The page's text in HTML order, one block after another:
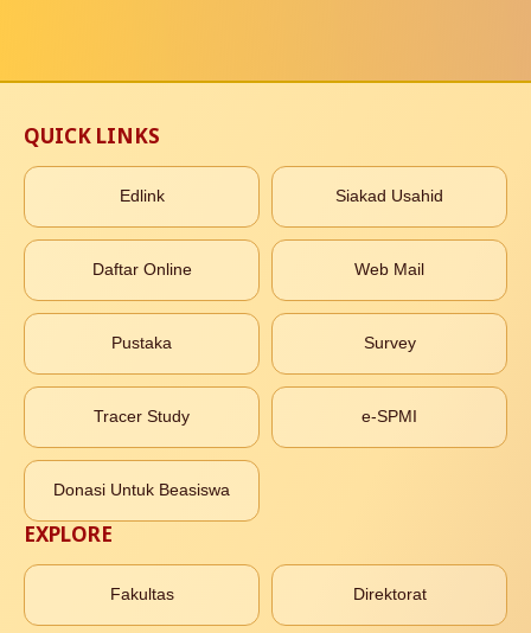
QUICK LINKS
Edlink Siakad Usahid
Daftar Online Web Mail
Pustaka Survey
Tracer Study e-SPMI
Donasi Untuk Beasiswa
EXPLORE
Fakultas Direktorat